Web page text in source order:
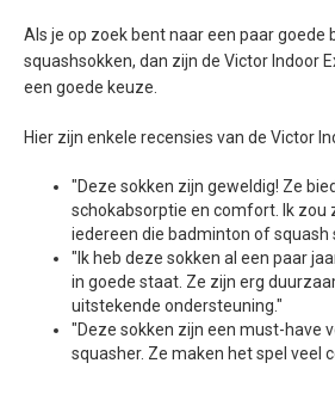
Als je op zoek bent naar een paar goede
squashsokken, dan zijn de Victor Indoor
een goede keuze.
Hier zijn enkele recensies van de Victor
"Deze sokken zijn geweldig! Ze
schokabsorptie en comfort. Ik zou
iedereen die badminton of squash
"Ik heb deze sokken al een paar
in goede staat. Ze zijn erg
uitstekende ondersteuning."
"Deze sokken zijn een must-have
squasher. Ze maken het spel veel